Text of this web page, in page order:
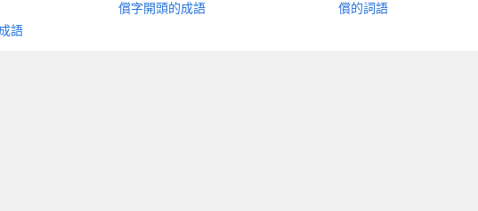
償字開頭的成語 償的詞語
語